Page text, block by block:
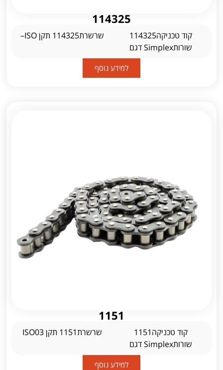
114325
קוד טכניקה114325
שורותSimplex דגם
שרשרת114325 תקן ISO–
למידע נוסף
1151
קוד טכניקה1151
שורותSimplex דגם
שרשרת1151 תקן ISO03
למידע נוסף